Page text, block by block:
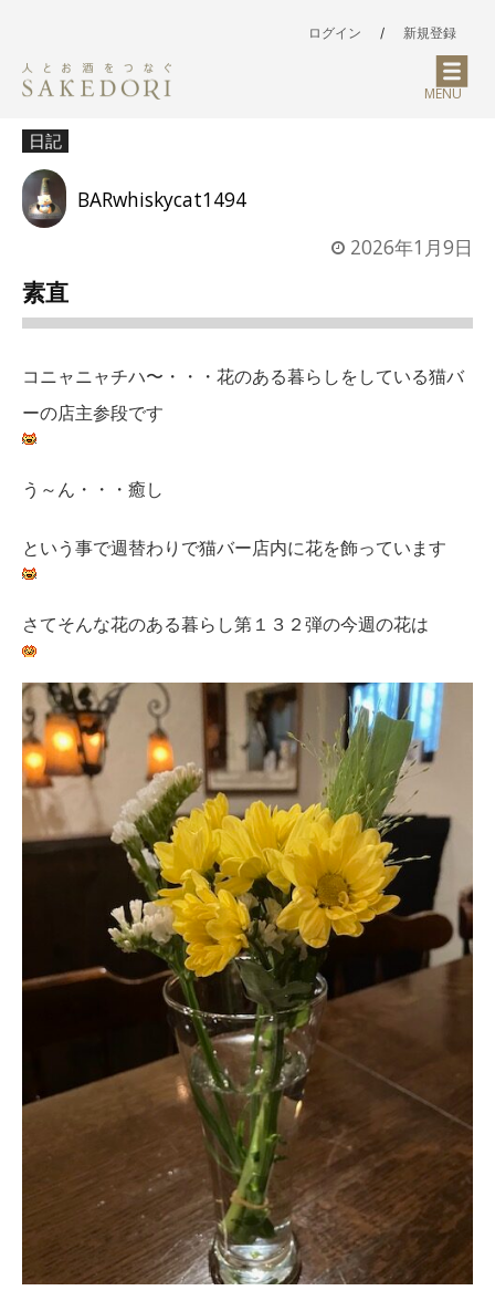
ログイン / 新規登録
MENU
日記
BARwhiskycat1494
2026年1月9日
素直
コニャニャチハ〜・・・花のある暮らしをしている猫バ
ーの店主参段です
う～ん・・・癒し
という事で週替わりで猫バー店内に花を飾っています
さてそんな花のある暮らし第１３２弾の今週の花は